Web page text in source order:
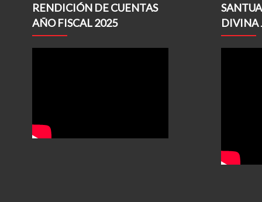
RENDICIÓN DE CUENTAS
AÑO FISCAL 2025
DIVINA